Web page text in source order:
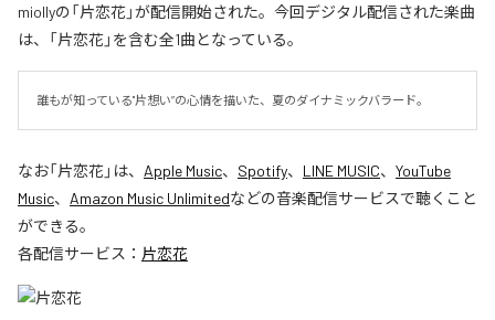
miollyの「片恋花」が配信開始された。今回デジタル配信された楽曲
は、「片恋花」を含む全1曲となっている。
誰もが知っている"片想い”の心情を描いた、夏のダイナミックバラード。
なお「片恋花」は、 Apple Music、 Spotify、 LINE MUSIC、 YouTube
Music、 Amazon Music Unlimitedなどの音楽配信サービスで聴くこと
ができる。
各配信サービス： 片恋花